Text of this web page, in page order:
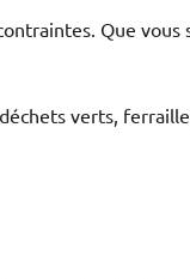
Que vous
verts,